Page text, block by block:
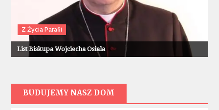
Z Życia Parafii
List Biskupa Wojciecha Osiala
BUDUJEMY NASZ DOM